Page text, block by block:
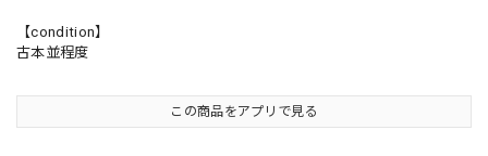
【condition】
古本並程度
この商品をアプリで見る